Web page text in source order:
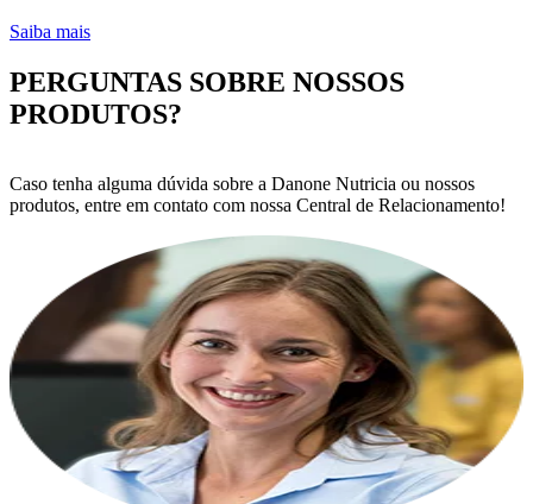
Saiba mais
PERGUNTAS SOBRE NOSSOS
PRODUTOS?
Caso tenha alguma dúvida sobre a Danone Nutricia ou nossos
produtos, entre em contato com nossa Central de Relacionamento!